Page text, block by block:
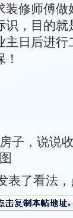
装修师傅
识，目的
主日后进
子，说说
表了看法，